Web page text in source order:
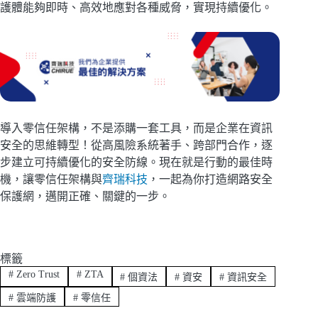
護體能夠即時、高效地應對各種威脅，實現持續優化。
導入零信任架構，不是添購一套工具，而是企業在資訊
安全的思維轉型！從高風險系統著手、跨部門合作，逐
步建立可持續優化的安全防線。現在就是行動的最佳時
機，讓零信任架構與齊瑞科技 ，一起為你打造網路安全
保護網，邁開正確、關鍵的一步。
標籤
#Zero Trust #ZTA # 個資法 # 資安 # 資訊安全
#雲端防護 #零信任